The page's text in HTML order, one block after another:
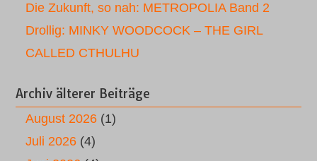
Die Zukunft, so nah: METROPOLIA Band 2
Drollig: MINKY WOODCOCK – THE GIRL
CALLED CTHULHU
Archiv älterer Beiträge
August 2026 (1)
Juli 2026 (4)